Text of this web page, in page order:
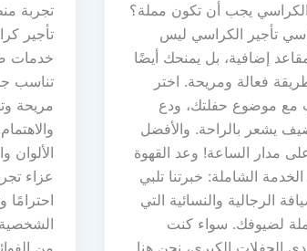
يجب أن تكون مملة؟
تأجير الكراسي ليس
إضافية، بل يمنحك أيضًا
فعالة ومريحة. اختر
مع موضوع حفلتك، ودع
يشعر بالراحة. والأفضل
مدار الساعة! وعد القهوة
الشاملة: خبرتنا تلبي
الرجالية والنسائية التي
لضيوفك. سواء كنت
تجربة
تأجير
خدمات
تناسب
مريحة
الألوان
عزاء
احترامًا